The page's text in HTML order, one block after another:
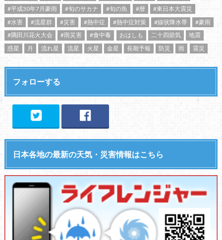
#平成30年7月豪雨
#旬のサカナ #旬の魚 #暦
#東日本大震災
#水害
#流星群 #災害 #熱中症 #熱中症対策 #線状降水帯
#豪雨
#隅田川花火大会
#雨災害 #食中毒 おはしも 二十四節気
地震
惑星
月 流れ星 流星 火星 金星 長期予報 防災 雨 震災
フォローする
日本各地の最新の天気・災害情報はこちら